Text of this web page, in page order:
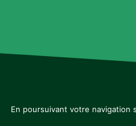
En poursuivant votre